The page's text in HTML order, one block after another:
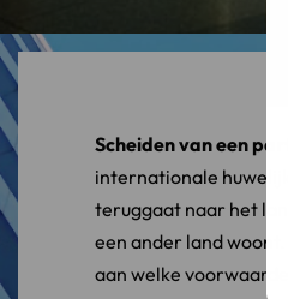
Scheiden van een
internationale
teruggaat naar het
een ander land
aan welke